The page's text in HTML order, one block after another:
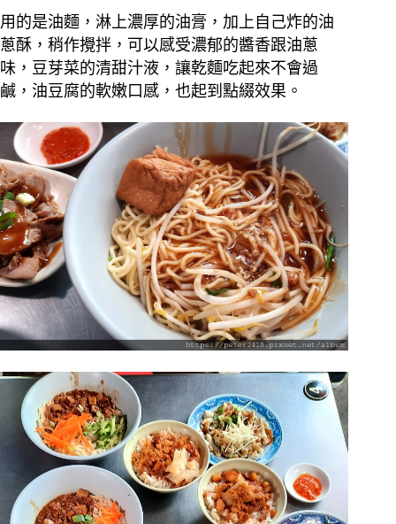
用的是油麵，淋上濃厚的油膏，加上自己炸的油
蔥酥，稍作攪拌，可以感受濃郁的醬香跟油蔥
味，豆芽菜的清甜汁液，讓乾麵吃起來不會過
鹹，油豆腐的軟嫩口感，也起到點綴效果。